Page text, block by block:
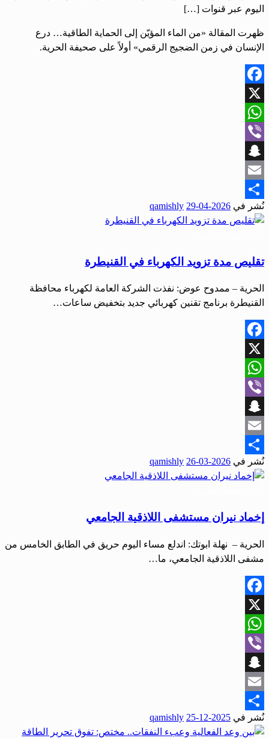
اليوم عبر قنوات […]
ظهرت المقالة «من الماء المؤيّن إلى الحماية الطاقية… درع
الإنسان في زمن الضجيج الرقمي» أولاً على صحيفة الحرية.
Facebook
X
WhatsApp
Viber
Snapchat
Email
Share
نُشر في 2026-04-29
qamishly
تقليص مدة تزويد الكهرباء في القنيطرة
الحرية – ممدوح عوض: نفذت الشركة العامة لكهرباء محافظة
القنيطرة برنامج تقنين كهربائي جديد بتخفيض ساعات…
Facebook
X
WhatsApp
Viber
Snapchat
Email
Share
نُشر في 2026-03-26
qamishly
إخماد نيران مستشفى اللاذقية الجامعي
الحرية – نهلة ابوتك: اندلع مساء اليوم حريق في الطابق الخامس من
مشفى اللاذقية الجامعي، ما…
Facebook
X
WhatsApp
Viber
Snapchat
Email
Share
نُشر في 2025-12-25
qamishly